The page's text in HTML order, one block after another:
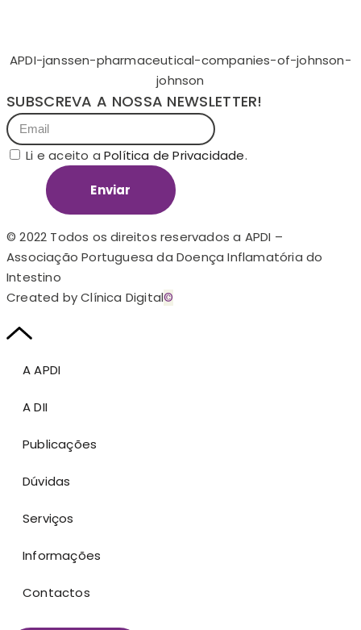
APDI-janssen-pharmaceutical-companies-of-johnson-
johnson
SUBSCREVA A NOSSA NEWSLETTER!
Li e aceito aPolítica de Privacidade.
Enviar
© 2022 Todos os direitos reservados a APDI –
Associação Portuguesa da Doença Inflamatória do
Intestino
Created by Clínica Digital©
A APDI
A DII
Publicações
Dúvidas
Serviços
Informações
Contactos